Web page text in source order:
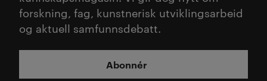
forskning, fag, kunstnerisk utviklingsarbeid
og aktuell samfunnsdebatt.
Abonnér